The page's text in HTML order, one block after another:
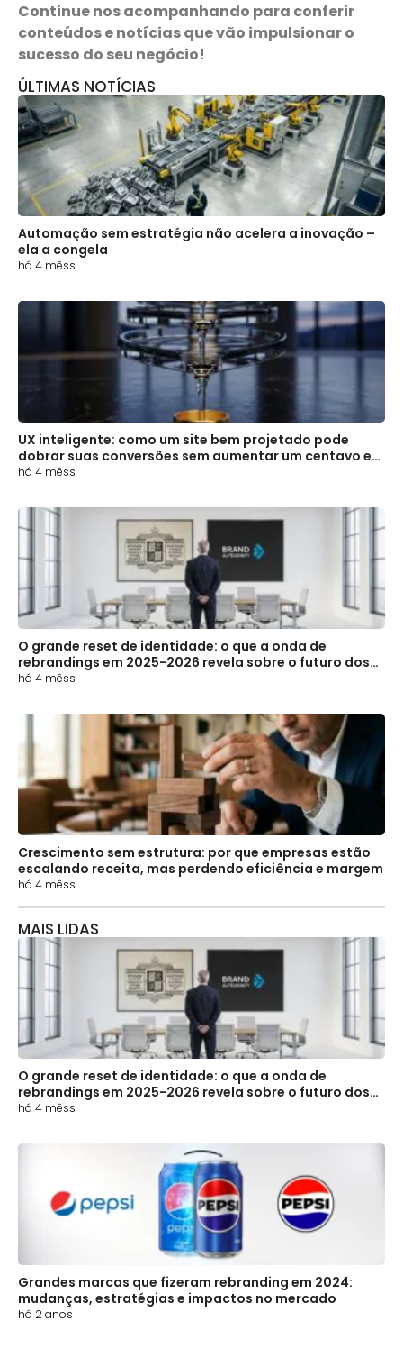
Continue nos acompanhando para conferir
conteúdos e notícias que vão impulsionar o
sucesso do seu negócio!
ÚLTIMAS NOTÍCIAS
Automação sem estratégia não acelera a inovação –
ela a congela
há 4 mêss
UX inteligente: como um site bem projetado pode
dobrar suas conversões sem aumentar um centavo em
mídia
há 4 mêss
O grande reset de identidade: o que a onda de
rebrandings em 2025-2026 revela sobre o futuro dos
negócios
há 4 mêss
Crescimento sem estrutura: por que empresas estão
escalando receita, mas perdendo eficiência e margem
há 4 mêss
MAIS LIDAS
O grande reset de identidade: o que a onda de
rebrandings em 2025-2026 revela sobre o futuro dos
negócios
há 4 mêss
Grandes marcas que fizeram rebranding em 2024:
mudanças, estratégias e impactos no mercado
há 2 anos